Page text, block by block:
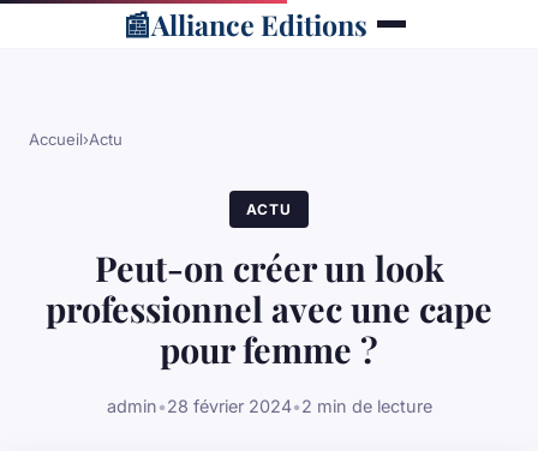
📰Alliance Editions
Accueil›Actu
ACTU
Peut-on créer un look
professionnel avec une cape
pour femme ?
admin•28 février 2024•2 min de lecture